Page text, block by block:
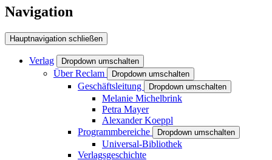
Navigation
Hauptnavigation schließen
Verlag Dropdown umschalten
Über Reclam Dropdown umschalten
Geschäftsleitung Dropdown umschalten
Melanie Michelbrink
Petra Mayer
Alexander Koeppl
Programmbereiche
Dropdown umschalten
Universal-Bibliothek
Verlagsgeschichte